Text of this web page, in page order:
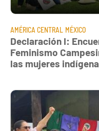
AMÉRICA CENTRAL MÉXICO
Declaración I:
Feminismo
las mujeres